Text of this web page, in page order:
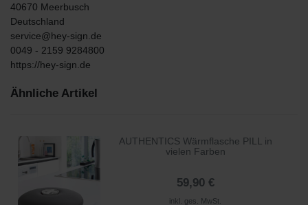
40670 Meerbusch
Deutschland
service@hey-sign.de
0049 - 2159 9284800
https://hey-sign.de
Ähnliche Artikel
AUTHENTICS Wärmflasche PILL in
vielen Farben
59,90 €
inkl. ges. MwSt.